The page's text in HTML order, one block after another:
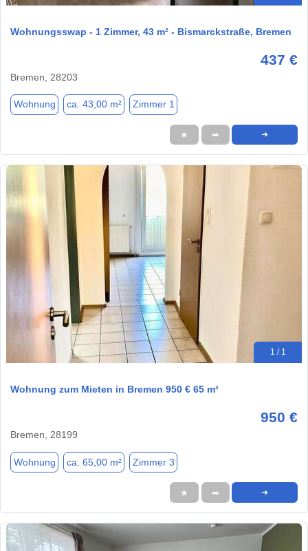
Wohnungsswap - 1 Zimmer, 43 m² - Bismarckstraße, Bremen
437 €
Bremen, 28203
Wohnung ca. 43,00 m² Zimmer 1
★ ➦ ➜
1 / 1
Wohnung zum Mieten in Bremen 950 € 65 m²
950 €
Bremen, 28199
Wohnung ca. 65,00 m² Zimmer 3
★ ➦ ➜